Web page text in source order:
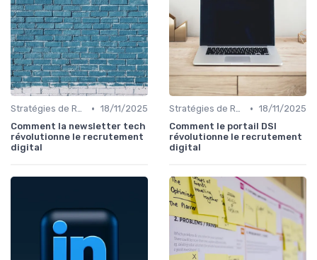
Stratégies de Recrutement Digital • 18/11/2025
Comment la newsletter tech
révolutionne le recrutement
digital
Stratégies de Recrutement Digital • 18/11/2025
Comment le portail DSI
révolutionne le recrutement
digital